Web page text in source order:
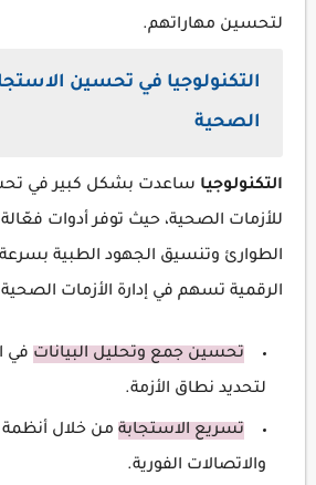
لتحسين مهاراتهم.
التكنولوجيا في تحسين
الصحية
التكنولوجيا ساعدت بشكل كبير في
للأزمات الصحية، حيث توفر أدوات
الطوارئ وتنسيق الجهود الطبية بسرعة
الرقمية تسهم في إدارة الأزمات
تحسين جمع وتحليل البيانات في
لتحديد نطاق الأزمة.
تسريع الاستجابةمن خلال أنظمة
والاتصالات الفورية.